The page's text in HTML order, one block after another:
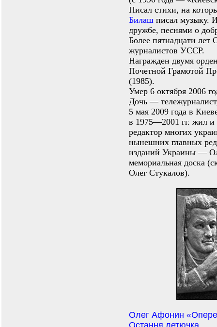
Писал стихи, на
Билаш писал музыку.
дружбе, песнями о
Более пятнадцати
журналистов УССР.
Награжден двумя
Почетной Грамотой
(1985).
Умер 6 октября 2006
Дочь —
5 мая 2009 года в
в 1975—2001 гг. жил и
редактор многих
нынешних главных
изданий Украины —
мемориальная доска
Олег Стукалов).
Олег Афонин
Остання летючка